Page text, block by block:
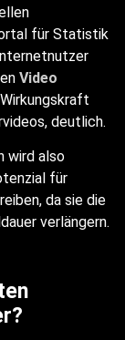
für Statistik
Video
deutlich.
wird also
für
da sie die
verlängern.